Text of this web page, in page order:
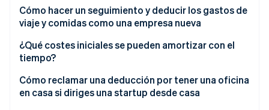
Cómo hacer un seguimiento y deducir los gastos de
viaje y comidas como una empresa nueva
¿Qué costes iniciales se pueden amortizar con el
tiempo?
Cómo reclamar una deducción por tener una oficina
en casa si diriges una startup desde casa